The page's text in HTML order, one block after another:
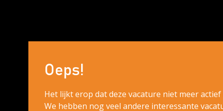
Oeps!
Het lijkt erop dat deze vacature niet meer
We hebben nog veel andere interessante